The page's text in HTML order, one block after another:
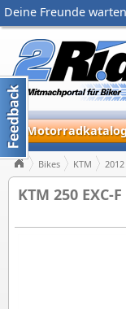
Deine Freunde
Bikes KTM 2012
KTM 250 EXC-